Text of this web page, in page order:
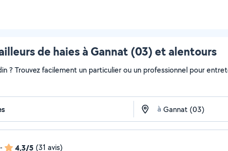
de haies à Gannat (03) et alentours
? Trouvez facilement un particulier ou un professionnel pour
à
- 4,3/5 (31 avis)